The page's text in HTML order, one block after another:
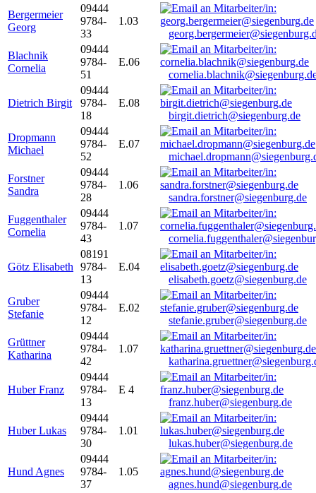
Bergermeier
Georg
09444
9784-
33
1.03
Blachnik
Cornelia
09444
9784-
51
E.06
Dietrich Birgit
09444
9784-
18
E.08
birgit.dietrich@siegenburg.de
Dropmann
Michael
09444
9784-
52
E.07
Forstner
Sandra
09444
9784-
28
1.06
sandra.forstner@siegenburg.de
Fuggenthaler
Cornelia
09444
9784-
43
1.07
Götz Elisabeth
08191
9784-
13
E.04
elisabeth.goetz@siegenburg.de
Gruber
Stefanie
09444
9784-
12
E.02
stefanie.gruber@siegenburg.de
Grüttner
Katharina
09444
9784-
42
1.07
Huber Franz
09444
9784-
13
E 4
franz.huber@siegenburg.de
Huber Lukas
09444
9784-
30
1.01
lukas.huber@siegenburg.de
Hund Agnes
09444
9784-
37
1.05
agnes.hund@siegenburg.de